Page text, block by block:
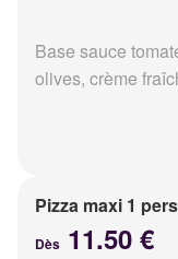
Base sauce
olives, crème
Pizza maxi 1 pers
Dès 11.50 €